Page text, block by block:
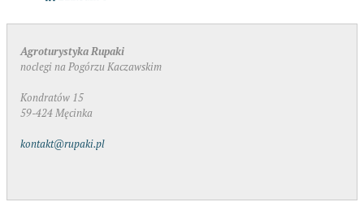
Agroturystyka Rupaki
noclegi na Pogórzu Kaczawskim
Kondratów 15
59-424 Męcinka
kontakt@rupaki.pl